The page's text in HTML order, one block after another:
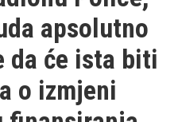
apsolutno
da će ista biti
o izmjeni